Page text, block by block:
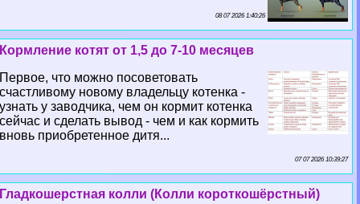
08 07 2026 1:40:26
Кормление котят от 1,5 до 7-10 месяцев
Первое, что можно посоветовать
счастливому новому владельцу котенка -
узнать у заводчика, чем он кормит котенка
сейчас и сделать вывод - чем и как кормить
вновь приобретенное дитя...
07 07 2026 10:39:27
Гладкошерстная колли (Колли короткошёрстный)